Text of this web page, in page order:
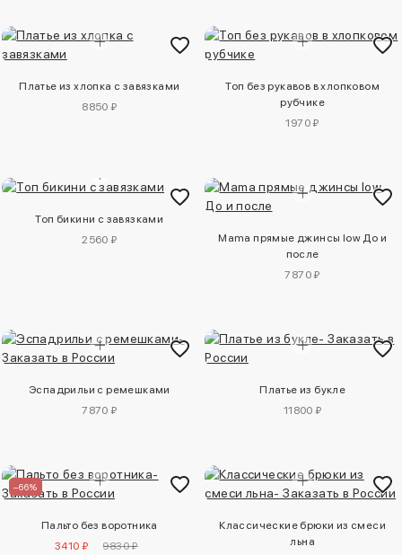
Платье из хлопка с завязками
8850 ₽
Топ без рукавов в хлопковом
рубчике
1970 ₽
Топ бикини с завязками
2560 ₽
Mama прямые джинсы low До и
после
7870 ₽
Эспадрильи с ремешками
7870 ₽
Платье из букле
11800 ₽
–66%
Пальто без воротника
3410 ₽
9830 ₽
Классические брюки из смеси
льна